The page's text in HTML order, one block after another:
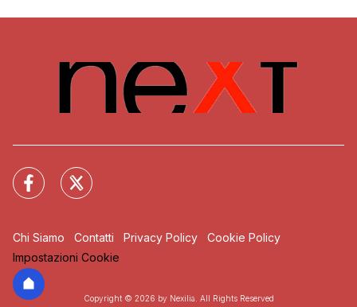
Chi Siamo Contatti Privacy Policy
Cookie Policy
Impostazioni Cookie
Copyright © 2026 by Nexilia. All Rights Reserved